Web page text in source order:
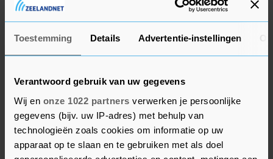
Toestemming Details Advertentie-instellingen
Verantwoord gebruik van uw gegevens
Wij en onze 1022 partners verwerken je persoonlijke
gegevens (bijv. uw IP-adres) met behulp van
technologieën zoals cookies om informatie op uw
apparaat op te slaan en te gebruiken met als doel
De dienst was vanwege coronamaatregelen
alleen toegankelijk voor genodigden. Zo’n 140
toeschouwers woonden de dienst, die live werd
vertrok een klein gezelschap naar de St. Barbara
begraafplaats in Utrecht. Hier is de oud-bisschop
net als bijna al zijn voorgangers begraven.